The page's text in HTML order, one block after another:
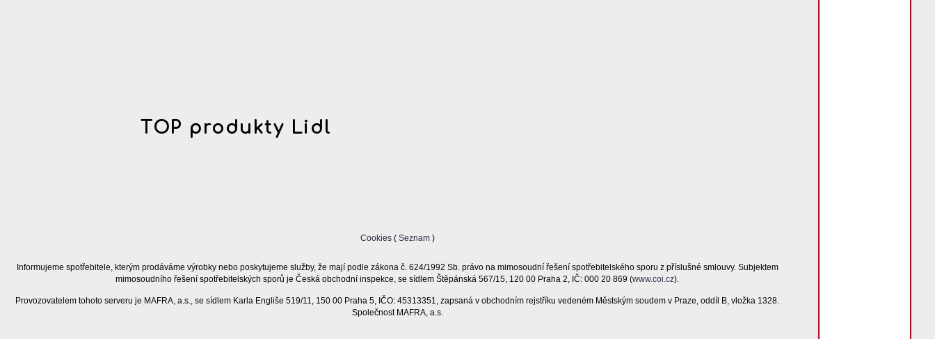
TOP produkty Lidl
Cookies (Seznam )
Informujeme spotřebitele, kterým prodáváme výrobky nebo poskytujeme služby, že mají podle zákona č. 624/1992 Sb. právo na mimosoudní řešení spotřebitelského sporu z příslušné smlouvy. Subjektem
mimosoudního řešení spotřebitelských sporů je Česká obchodní inspekce, se sídlem Štěpánská 567/15, 120 00 Praha 2, IČ: 000 20 869 (www.coi.cz).
Provozovatelem tohoto serveru je MAFRA, a.s., se sídlem Karla Engliše 519/11, 150 00 Praha 5, IČO: 45313351, zapsaná v obchodním rejstříku vedeném Městským soudem v Praze, oddíl B, vložka 1328.
Společnost MAFRA, a.s.